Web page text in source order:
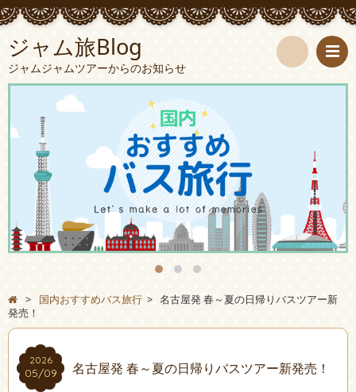
ジャム旅Blog
ジャムジャムツアーからのお知らせ
検
> 国内おすすめバス旅行 > 名古屋発 春～夏の日帰りバスツアー新
発売！
2026
05/09 名古屋発 春～夏の日帰りバスツアー新発売！